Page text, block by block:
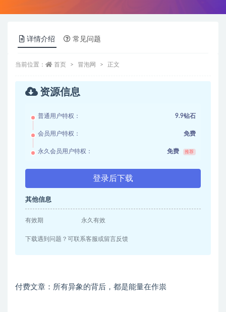
详情介绍 常见问题
当前位置： 首页 冒泡网 正文
资源信息
普通用户特权： 9.9钻石
会员用户特权： 免费
永久会员用户特权： 免费 推荐
登录后下载
其他信息
有效期 永久有效
下载遇到问题？可联系客服或留言反馈
付费文章：所有异象的背后，都是能量在作祟